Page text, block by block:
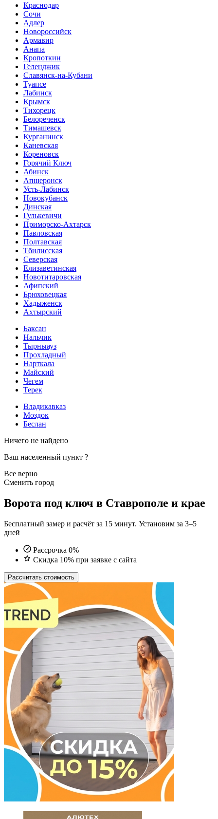
Краснодар
Сочи
Адлер
Новороссийск
Армавир
Анапа
Кропоткин
Геленджик
Славянск-на-Кубани
Туапсе
Лабинск
Крымск
Тихорецк
Белореченск
Тимашевск
Курганинск
Каневская
Кореновск
Горячий Ключ
Абинск
Апшеронск
Усть-Лабинск
Новокубанск
Динская
Гулькевичи
Приморско-Ахтарск
Павловская
Полтавская
Тбилисская
Северская
Елизаветинская
Новотитаровская
Афипский
Брюховецкая
Хадыженск
Ахтырский
Баксан
Нальчик
Тырныауз
Прохладный
Нарткала
Майский
Чегем
Терек
Владикавказ
Моздок
Беслан
Ничего не найдено
Ваш населенный пункт ?
Все верно
Сменить город
Ворота под ключ в Ставрополе и крае
Бесплатный замер и расчёт за 15 минут. Установим за 3–5
дней
Рассрочка 0%
Скидка 10% при заявке с сайта
Рассчитать стоимость